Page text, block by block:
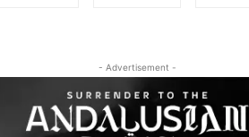
- Advertisement -